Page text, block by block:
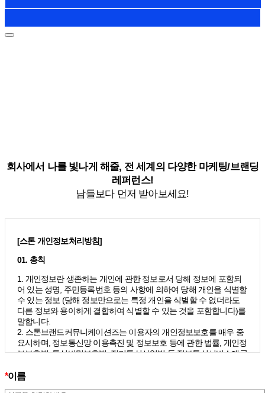
회사에서 나를 빛나게 해줄, 전 세계의 다양한 마케팅/브랜딩
레퍼런스!
남들보다 먼저 받아보세요!
[스톤 개인정보처리방침]
01. 총칙
1. 개인정보란 생존하는 개인에 관한 정보로서 당해 정보에 포함되
어 있는 성명, 주민등록번호 등의 사항에 의하여 당해 개인을 식별할
수 있는 정보 (당해 정보만으로는 특정 개인을 식별할 수 없더라도
다른 정보와 용이하게 결합하여 식별할 수 있는 것을 포함합니다)를
말합니다.
2. 스톤브랜드커뮤니케이션즈는 이용자의 개인정보보호를 매우 중
요시하며, 정보통신망 이용촉진 및 정보보호 등에 관한 법률, 개인정
보보호법, 통신비밀보호법, 전기통신사업법 등 정보통신서비스제공
개인정보처리방침을 통하여 이용자가 제공하는 개인정보가 어떠한
*이름